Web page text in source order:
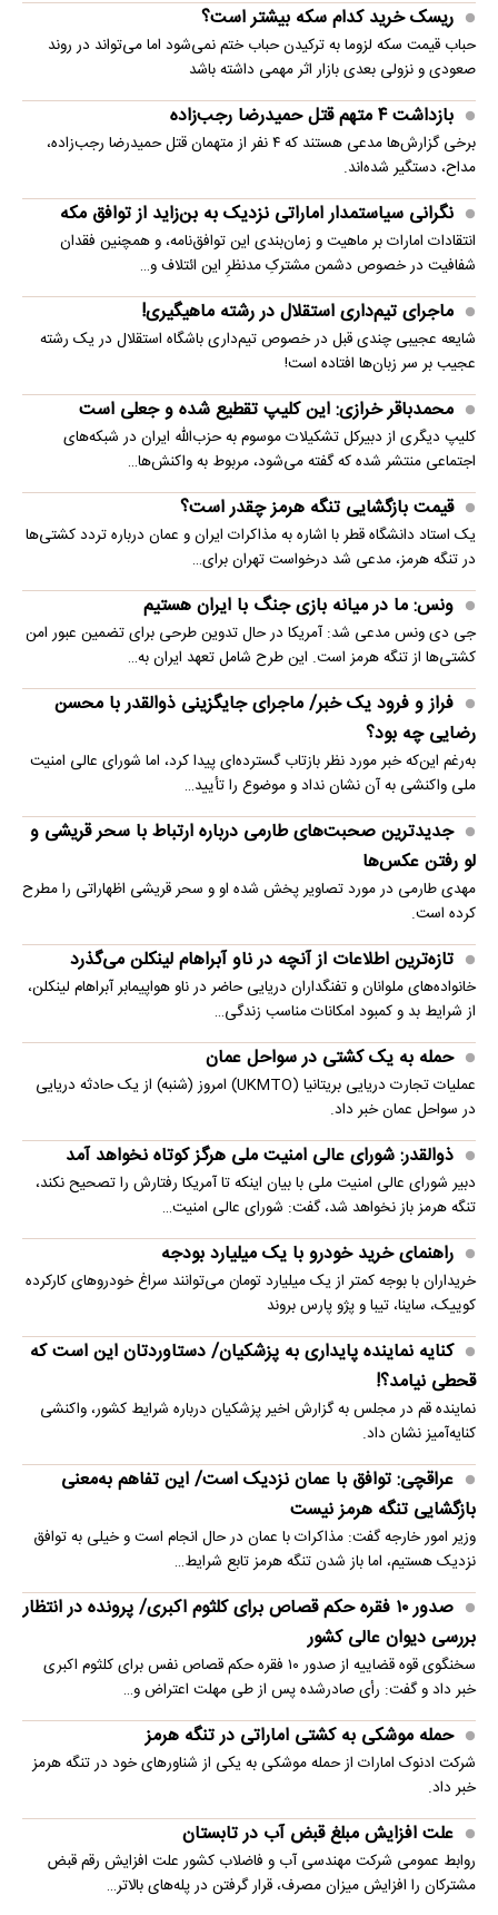
ریسک خرید کدام سکه بیشتر است؟
حباب قیمت سکه لزوما به ترکیدن حباب ختم نمی‌شود اما می‌تواند در روند
صعودی و نزولی بعدی بازار اثر مهمی داشته باشد
بازداشت ۴ متهم قتل حمیدرضا رجب‌زاده
برخی گزارش‌ها مدعی هستند که ۴ نفر از متهمان قتل حمیدرضا رجب‌زاده،
مداح، دستگیر شده‌اند.
نگرانی سیاستمدار اماراتی نزدیک به بن‌زاید از توافق مکه
انتقادات امارات بر ماهیت و زمان‌بندی این توافق‌نامه، و همچنین فقدان
شفافیت در خصوص دشمن مشترکِ مدنظرِ این ائتلاف و…
ماجرای تیم‌داری استقلال در رشته ماهیگیری!
شایعه عجیبی چندی قبل در خصوص تیم‌داری باشگاه استقلال در یک رشته
عجیب بر سر زبان‌ها افتاده است!
محمدباقر خرازی: این کلیپ تقطیع شده و جعلی است
کلیپ دیگری از دبیرکل تشکیلات موسوم به حزب‌الله ایران در شبکه‌های
اجتماعی منتشر شده که گفته می‌شود، مربوط به واکنش‌ها…
قیمت بازگشایی تنگه هرمز چقدر است؟
یک استاد دانشگاه قطر با اشاره به مذاکرات ایران و عمان درباره تردد کشتی‌ها
در تنگه هرمز، مدعی شد درخواست تهران برای…
ونس: ما در میانه بازی جنگ با ایران هستیم
جی دی ونس مدعی شد: آمریکا در حال تدوین طرحی برای تضمین عبور امن
کشتی‌ها از تنگه هرمز است. این طرح شامل تعهد ایران به…
فراز و فرود یک خبر/ ماجرای جایگزینی ذوالقدر با محسن
رضایی چه بود؟
به‌رغم این‌که خبر مورد نظر بازتاب گسترده‌ای پیدا کرد، اما شورای عالی امنیت
ملی واکنشی به آن نشان نداد و موضوع را تأیید…
جدیدترین صحبت‌های طارمی درباره ارتباط با سحر قریشی و
لو رفتن عکس‌ها
مهدی طارمی در مورد تصاویر پخش شده او و سحر قریشی اظهاراتی را مطرح
کرده است.
تازه‌ترین اطلاعات از آنچه در ناو آبراهام لینکلن می‌گذرد
خانواده‌های ملوانان و تفنگداران دریایی حاضر در ناو هواپیمابر آبراهام لینکلن،
از شرایط بد و کمبود امکانات مناسب زندگی…
حمله به یک کشتی در سواحل عمان
عملیات تجارت دریایی بریتانیا (UKMTO) امروز (شنبه) از یک حادثه دریایی
در سواحل عمان خبر داد.
ذوالقدر: شورای عالی امنیت ملی هرگز کوتاه نخواهد آمد
دبیر شورای عالی امنیت ملی با بیان اینکه تا آمریکا رفتارش را تصحیح نکند،
تنگه هرمز باز نخواهد شد، گفت: شورای عالی امنیت…
راهنمای خرید خودرو با یک میلیارد بودجه
خریداران با بوجه کمتر از یک میلیارد تومان می‌توانند سراغ خودروهای کارکرده
کوییک، ساینا، تیبا و پژو پارس بروند
کنایه نماینده پایداری به پزشکیان/ دستاوردتان این است که
قحطی نیامد؟!
نماینده قم در مجلس به گزارش اخیر پزشکیان درباره شرایط کشور، واکنشی
کنایه‌آمیز نشان داد.
عراقچی: توافق با عمان نزدیک است/ این تفاهم به‌معنی
بازگشایی تنگه هرمز نیست
وزیر امور خارجه گفت: مذاکرات با عمان در حال انجام است و خیلی به توافق
نزدیک هستیم، اما باز شدن تنگه هرمز تابع شرایط…
صدور ۱۰ فقره حکم قصاص برای کلثوم اکبری/ پرونده در انتظار
بررسی دیوان عالی کشور
سخنگوی قوه قضاییه از صدور ۱۰ فقره حکم قصاص نفس برای کلثوم اکبری
خبر داد و گفت: رأی صادرشده پس از طی مهلت اعتراض و…
حمله موشکی به کشتی اماراتی در تنگه هرمز
شرکت ادنوک امارات از حمله موشکی به یکی از شناورهای خود در تنگه هرمز
خبر داد.
علت افزایش مبلغ قبض آب در تابستان
روابط عمومی شرکت مهندسی آب و فاضلاب کشور علت افزایش رقم قبض
مشترکان را افزایش میزان مصرف، قرار گرفتن در پله‌های بالاتر…